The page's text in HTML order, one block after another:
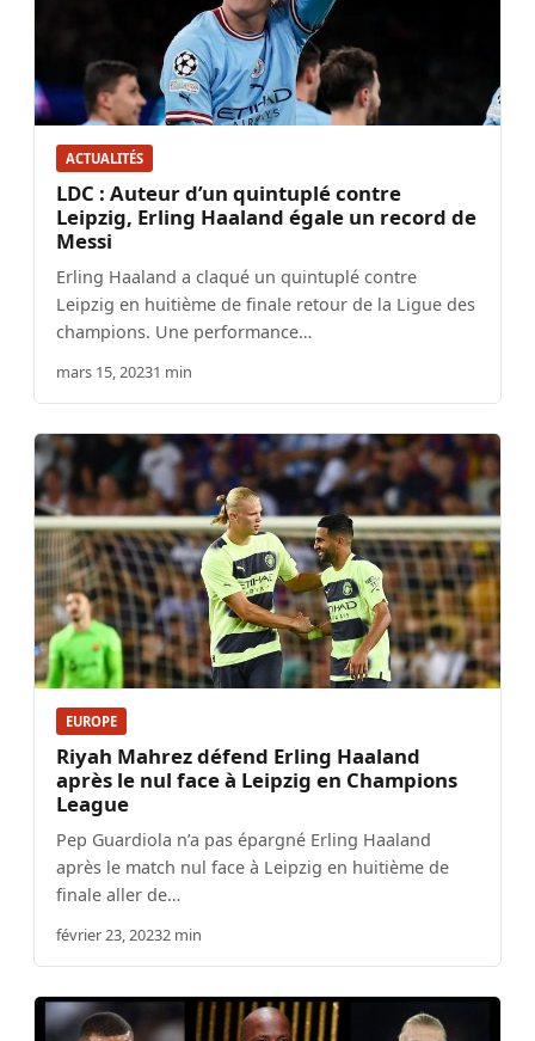
ACTUALITÉS
LDC : Auteur d’un quintuplé contre
Leipzig, Erling Haaland égale un record de
Messi
Erling Haaland a claqué un quintuplé contre
Leipzig en huitième de finale retour de la Ligue des
champions. Une performance…
mars 15, 20231 min
EUROPE
Riyah Mahrez défend Erling Haaland
après le nul face à Leipzig en Champions
League
Pep Guardiola n’a pas épargné Erling Haaland
après le match nul face à Leipzig en huitième de
finale aller de…
février 23, 20232 min